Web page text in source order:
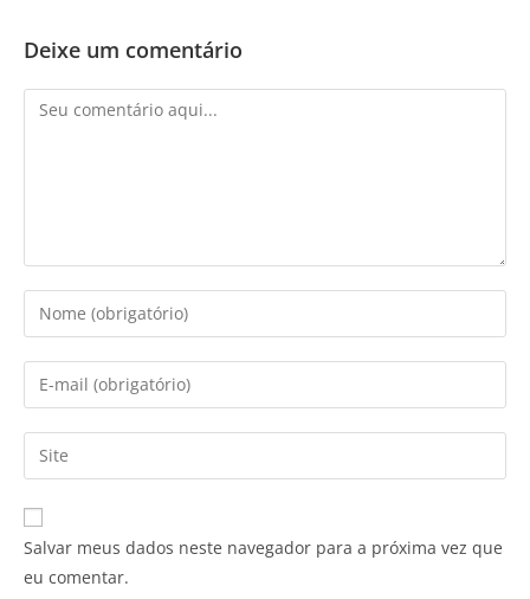
Deixe um comentário
Salvar meus dados neste navegador para a próxima vez que
eu comentar.